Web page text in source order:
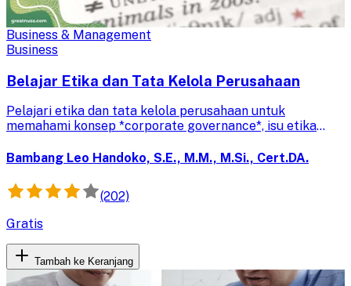
Business & Management
Business
Belajar Etika dan Tata Kelola Perusahaan
Pelajari etika dan tata kelola perusahaan untuk
memahami konsep *corporate governance*, isu etika
keberlanjutan demi bisnis yang bertanggung jawab dan
Bambang Leo Handoko, S.E., M.M., M.Si., Cert.DA.
(202)
Gratis
Tambah ke Keranjang